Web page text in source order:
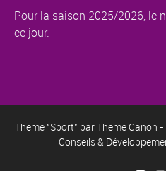
Pour la saison 2025/2026, le
ce jour.
Theme "Sport" parTheme Canon -
Conseils &